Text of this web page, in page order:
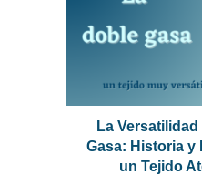
La
Gasa: Historia y
un Tejido